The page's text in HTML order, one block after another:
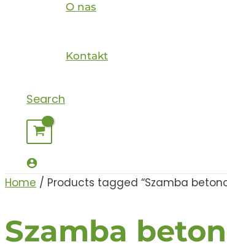
O nas
Kontakt
Search
Home / Products tagged “Szamba
Szamba